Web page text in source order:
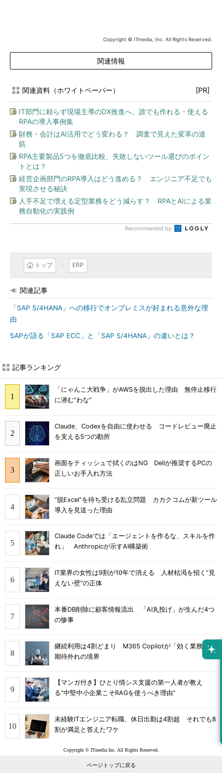
Copyright © ITmedia, Inc. All Rights Reserved.
関連情報
関連資料（ホワイトペーパー） [PR]
IT部門に頼らず現場主導のDX推進へ、誰でも作れる・使える
RPAの導入事例集
財務・会計はAI活用でどう変わる？ 調査で見えた変革の道
筋
RPA主要製品5つを徹底比較、失敗しないツール選びのポイン
トとは？
経営企画部門のRPA導入はどう進める？ エンジニア不足でも
実現させる秘訣
人手不足で増える定型業務をどう減らす？ RPAとAIによる業
務自動化の実践例
Recommended by
トップ ERP
関連記事
「SAP S/4HANA」への移行でオンプレミスが好まれる意外な理
由
SAPが語る「SAP ECC」と「SAP S/4HANA」の違いとは？
記事ランキング
「にゃんこ大戦争」がAWSを脱出した理由 無停止移行
に潜む“わな”
Claude、Codexを自由に使わせる コードレビュー廃止
を支える5つの勘所
画面をティッシュで拭くのはNG Dellが推奨するPCの
正しいお手入れ方法
“脱Excel”を待ち受ける乱立問題 カカクコムが新ツール
導入を見送った理由
Claude Codeでは「エージェントを作るな、スキルを作
れ」 Anthropicが示すAI構築術
IT業界の女性は9割が10年で消える 人材枯渇を招く“見
えない壁”の正体
本番DB削除に顧客情報流出 「AI丸投げ」が生んだ4つ
の惨事
継続利用は4割どまり M365 Copilotが「効く業務」と
期待外れの境界
【マンガ付き】ひとり情シス支援の第一人者が教え
る”中堅中小企業こそRAGを使うべき理由”
未経験ITエンジニア転職、休日出勤は4割超 それでも8
割が満足と答えたワケ
Copyright © ITmedia Inc. All Rights Reserved.
ページトップに戻る